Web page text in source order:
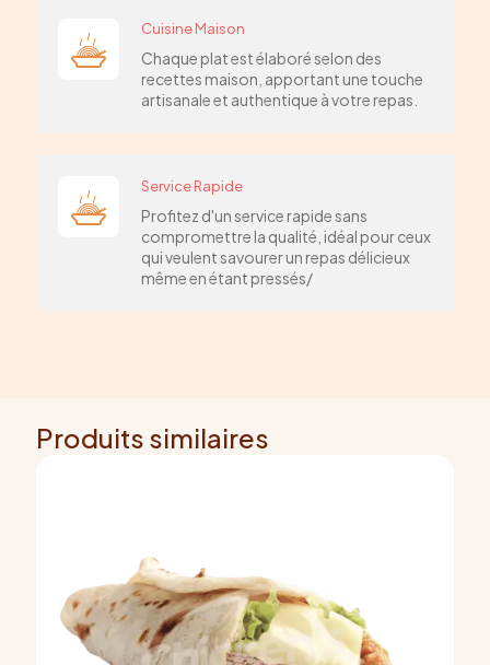
Cuisine Maison
Chaque plat est élaboré selon des
recettes maison, apportant une touche
artisanale et authentique à votre repas.
Service Rapide
Profitez d'un service rapide sans
compromettre la qualité, idéal pour ceux
qui veulent savourer un repas délicieux
même en étant pressés/
Produits similaires